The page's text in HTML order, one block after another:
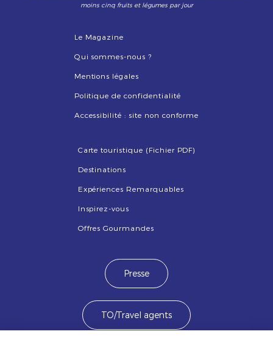
moins cinq fruits et légumes par jour
Le Magazine
Qui sommes-nous ?
Mentions légales
Politique de confidentialité
Accessibilité : site non conforme
Carte touristique (Fichier PDF)
Destinations
Expériences Remarquables
Inspirez-vous
Offres Gourmandes
Presse
TO/Travel agents